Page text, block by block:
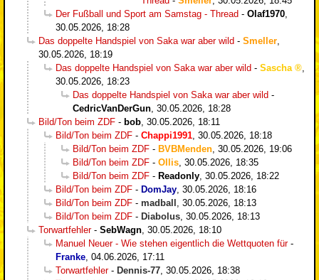
Der Fußball und Sport am Samstag - Thread - Olaf1970
30.05.2026, 18:28
Das doppelte Handspiel von Saka war aber wild - Smeller
30.05.2026, 18:19
Das doppelte Handspiel von Saka war aber wild - Sascha
30.05.2026, 18:23
Das doppelte Handspiel von Saka war aber wild -
CedricVanDerGun 30.05.2026, 18:28
Bild/Ton beim ZDF - bob 30.05.2026, 18:11
Bild/Ton beim ZDF - Chappi1991 30.05.2026, 18:18
Bild/Ton beim ZDF - BVBMenden 30.05.2026, 19:06
Bild/Ton beim ZDF - Ollis 30.05.2026, 18:35
Bild/Ton beim ZDF - Readonly 30.05.2026, 18:22
Bild/Ton beim ZDF - DomJay 30.05.2026, 18:16
Bild/Ton beim ZDF - madball
30.05.2026, 18:13
Bild/Ton beim ZDF - Diabolus 30.05.2026, 18:13
Torwartfehler- SebWagn 30.05.2026, 18:10
Manuel Neuer - Wie stehen eigentlich die Wettquoten für-
Franke 04.06.2026, 17:11
Torwartfehler- Dennis-77 30.05.2026, 18:38